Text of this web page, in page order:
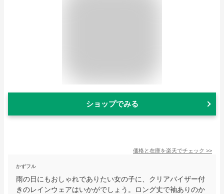
ショップでみる
価格と在庫を楽天でチェック >>
かずフル
雨の日にもおしゃれでありたい女の子に、クリアバイザー付
きのレインウェアはいかがでしょう。ロング丈で袖ありのか